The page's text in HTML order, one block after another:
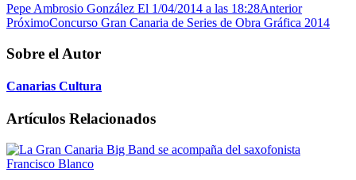
Pepe Ambrosio González El 1/04/2014 a las 18:28Anterior
PróximoConcurso Gran Canaria de Series de Obra Gráfica 2014
Sobre el Autor
Canarias Cultura
Artículos Relacionados